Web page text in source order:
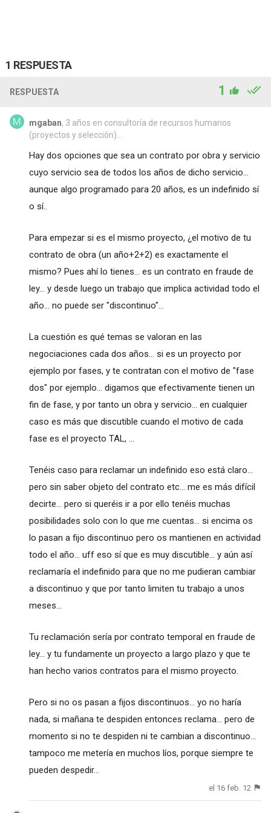
1 RESPUESTA
RESPUESTA 1
mgaban, 3 años en consultoría de recursos humanos
(proyectos y selección)...
Hay dos opciones que sea un contrato por obra y servicio
cuyo servicio sea de todos los años de dicho servicio...
aunque algo programado para 20 años, es un indefinido sí
o sí..
Para empezar si es el mismo proyecto, ¿el motivo de tu
contrato de obra (un año+2+2) es exactamente el
mismo? Pues ahí lo tienes... es un contrato en fraude de
ley... y desde luego un trabajo que implica actividad todo el
año... no puede ser "discontinuo"...
La cuestión es qué temas se valoran en las
negociaciones cada dos años... si es un proyecto por
ejemplo por fases, y te contratan con el motivo de "fase
dos" por ejemplo... digamos que efectivamente tienen un
fin de fase, y por tanto un obra y servicio... en cualquier
caso es más que discutible cuando el motivo de cada
fase es el proyecto TAL, ...
Tenéis caso para reclamar un indefinido eso está claro...
pero sin saber objeto del contrato etc... me es más difícil
decirte... pero si queréis ir a por ello tenéis muchas
posibilidades solo con lo que me cuentas... si encima os
lo pasan a fijo discontinuo pero os mantienen en actividad
todo el año... uff eso sí que es muy discutible... y aún así
reclamaría el indefinido para que no me pudieran cambiar
a discontinuo y que por tanto limiten tu trabajo a unos
meses...
Tu reclamación sería por contrato temporal en fraude de
ley... y tu fundamente un proyecto a largo plazo y que te
han hecho varios contratos para el mismo proyecto.
Pero si no os pasan a fijos discontinuos... yo no haría
nada, si mañana te despiden entonces reclama... pero de
momento si no te despiden ni te cambian a discontinuo...
tampoco me metería en muchos líos, porque siempre te
pueden despedir...
el 16 feb. 12